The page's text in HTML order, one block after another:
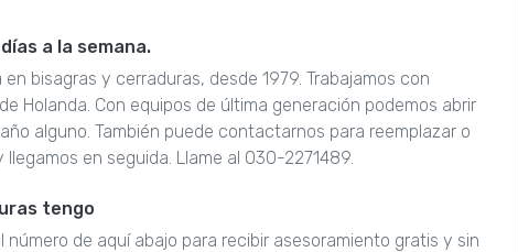
a la semana.
bisagras y cerraduras, desde 1979. Trabajamos con
Holanda. Con equipos de última generación podemos abrir
alguno. También puede contactarnos para reemplazar o
en seguida. Llame al 030-2271489.
tengo
número de aquí abajo para recibir asesoramiento gratis y sin